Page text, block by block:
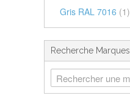
Gris RAL 7016 (1)
Recherche Marques